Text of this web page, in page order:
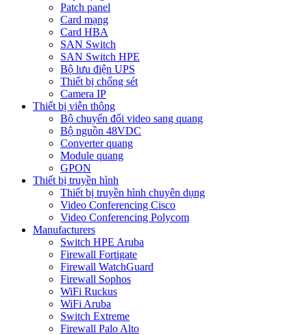
Patch panel
Card mạng
Card HBA
SAN Switch
SAN Switch HPE
Bộ lưu điện UPS
Thiết bị chống sét
Camera IP
Thiết bị viễn thông
Bộ chuyển đổi video sang quang
Bộ nguồn 48VDC
Converter quang
Module quang
GPON
Thiết bị truyền hình
Thiết bị truyền hình chuyên dụng
Video Conferencing Cisco
Video Conferencing Polycom
Manufacturers
Switch HPE Aruba
Firewall Fortigate
Firewall WatchGuard
Firewall Sophos
WiFi Ruckus
WiFi Aruba
Switch Extreme
Firewall Palo Alto